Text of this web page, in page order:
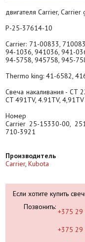
двигателя Carrier,
P-25-37614-10
Carrier: 71-00833,
94-1036, 941036, 941-
94-5758, 945758, 945-
Thermo king: 41-6582,
Свеча накаливания - CT
CT 491TV, 4.91TV,
Номер
Carrier 25-15330-00,
710-3921
Производитель
Carrier, Kubota
Если хотите купить
Позвонить:
+375
+375